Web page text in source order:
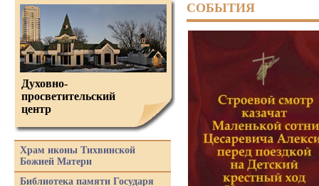
СОБЫТИЯ
Духовно-
просветительский
центр
Храм иконы Тихвинской
Божией Матери
Библиотека памяти Государя